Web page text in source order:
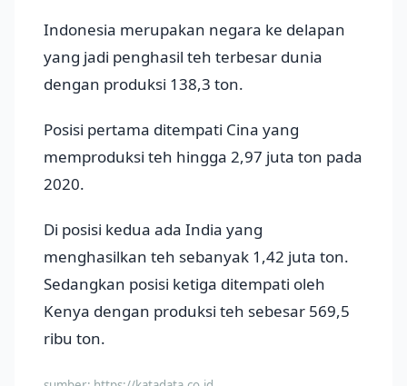
Indonesia merupakan negara ke delapan
yang jadi penghasil teh terbesar dunia
dengan produksi 138,3 ton.
Posisi pertama ditempati Cina yang
memproduksi teh hingga 2,97 juta ton pada
2020.
Di posisi kedua ada India yang
menghasilkan teh sebanyak 1,42 juta ton.
Sedangkan posisi ketiga ditempati oleh
Kenya dengan produksi teh sebesar 569,5
ribu ton.